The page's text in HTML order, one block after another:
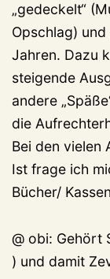
„gedeckelt“
Opschlag)
Jahren. Dazu
steigende
andere
die
Bei den vielen
Ist frage ich
Bücher/
@ obi: Gehört
) und damit